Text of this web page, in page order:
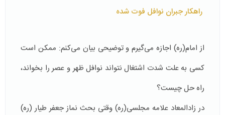
راهکار جبران نوافل فوت شده
از امام(ره) اجازه می‌گیرم و توضیحی بیان می‌کنم: ممکن است
کسی به علت شدت اشتغال نتواند نوافل ظهر و عصر را بخواند،
راه حل چیست؟
در زادالمعاد علامه مجلسی(ره) وقتی بحث نماز جعفر طیار (ره)